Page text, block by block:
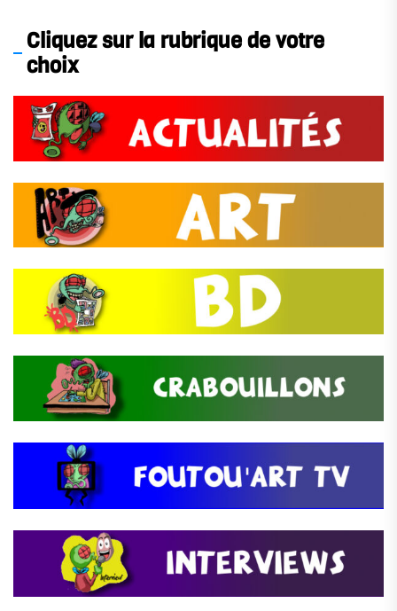
Cliquez sur la rubrique de votre
choix